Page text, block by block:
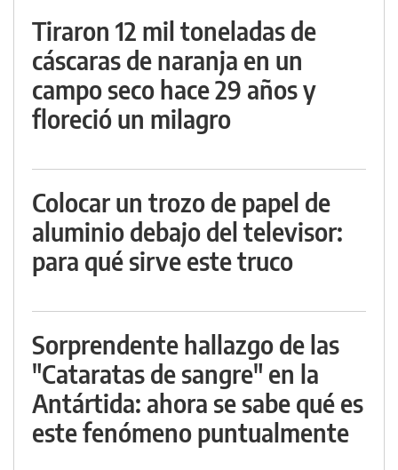
Tiraron 12 mil toneladas de
cáscaras de naranja en un
campo seco hace 29 años y
floreció un milagro
Colocar un trozo de papel de
aluminio debajo del televisor:
para qué sirve este truco
Sorprendente hallazgo de las
"Cataratas de sangre" en la
Antártida: ahora se sabe qué es
este fenómeno puntualmente